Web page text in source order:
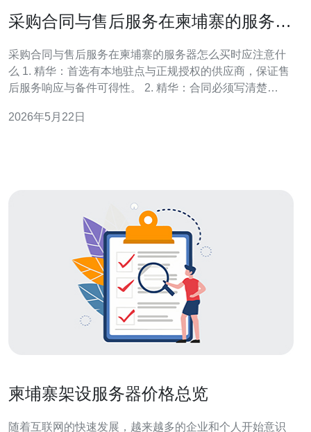
采购合同与售后服务在柬埔寨的服务器
采购合同与售后服务在柬埔寨的服务器怎么买时应注意什
么 1. 精华：首选有本地驻点与正规授权的供应商，保证售
后服务响应与备件可得性。 2. 精华：合同必须写清楚
何口头承诺都无效。 3. 精华：关注进口税、本地合规、软
2026年5月22日
柬埔寨架设服务器价格总览
随着互联网的快速发展，越来越多的企业和个人开始意识